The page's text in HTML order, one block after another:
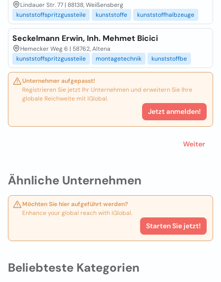
Ähnliche Unternehmen
Möchten Sie hier aufgeführt werden?
Enhance your global reach with iGlobal.
Starten Sie jetzt!
Lindauer Str. 77 | 88138, Weißensberg
kunststoffspritzgussteile
kunststoffe kunststoffhalbzeuge
Seckelmann Erwin, Inh. Mehmet Bicici
Hemecker Weg 6 | 58762, Altena
kunststoffspritzgussteile
montagetechnik kunststoffbe
Unternehmer aufgepasst!
Registrieren Sie jetzt Ihr Unternehmen und erweitern Sie Ihre
globale Reichweite mit iGlobal.
Jetzt anmelden!
Weiter
Beliebteste Kategorien